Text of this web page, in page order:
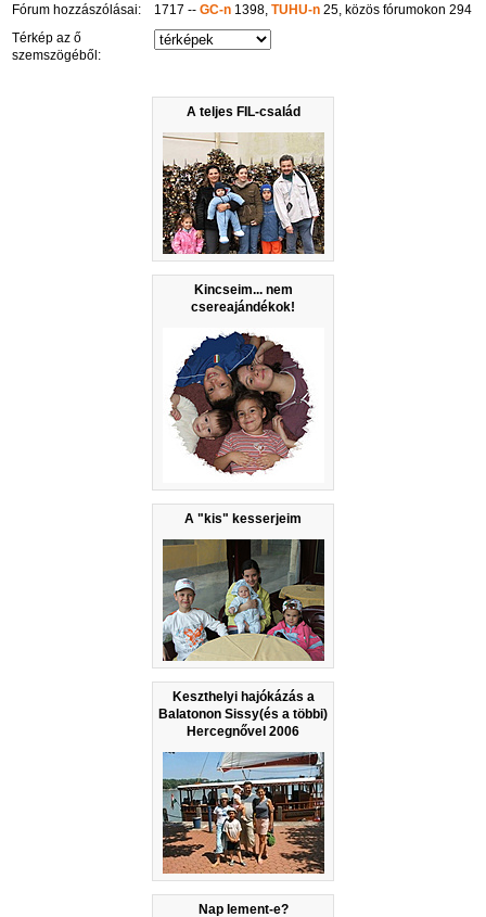
A teljes FIL-család
Kincseim... nem
csereajándékok!
A "kis" kesserjeim
Keszthelyi hajókázás a
Balatonon Sissy(és a többi)
Hercegnővel 2006
Nap lement-e?
Fórum hozzászólásai:
1717 -- GC-n1398, TUHU-n25, közös fórumokon 294
Térkép az ő
szemszögéből: